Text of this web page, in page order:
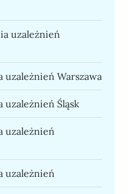
uzależnień
uzależnień Warszawa
uzależnień Śląsk
uzależnień
uzależnień